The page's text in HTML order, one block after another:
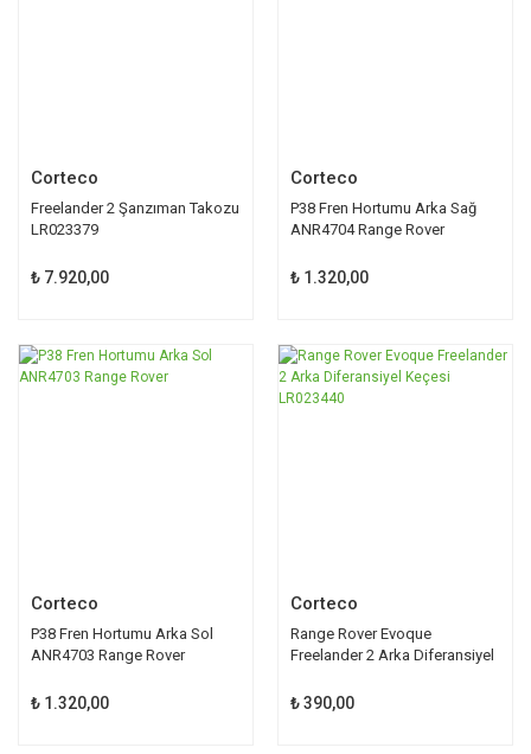
Corteco
Freelander 2 Şanzıman Takozu
LR023379
₺ 7.920,00
Corteco
P38 Fren Hortumu Arka Sağ
ANR4704 Range Rover
₺ 1.320,00
Corteco
P38 Fren Hortumu Arka Sol
ANR4703 Range Rover
₺ 1.320,00
Corteco
Range Rover Evoque
Freelander 2 Arka Diferansiyel
₺ 390,00